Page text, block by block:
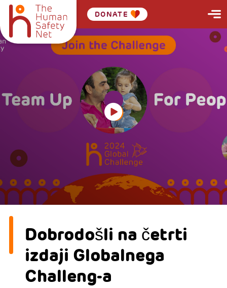
DONATE
Dobrodošli na četrti
izdaji Globalnega
Challeng-a